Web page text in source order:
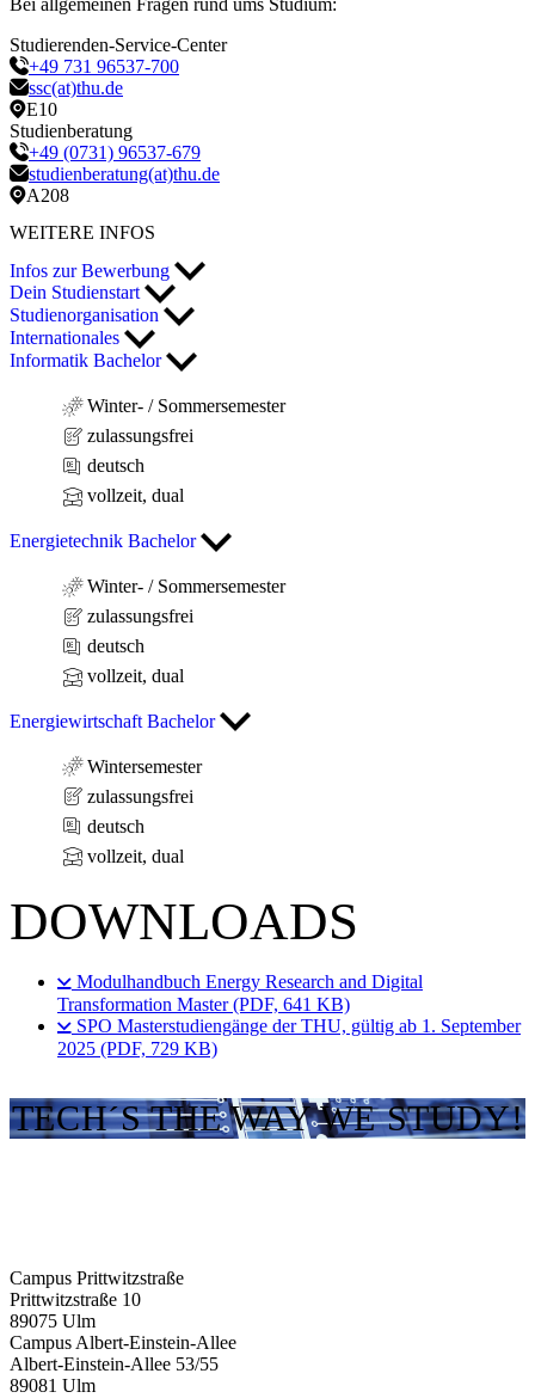
Bei allgemeinen Fragen rund ums Studium:
Studierenden-Service-Center
+49 731 96537-700
ssc(at)thu.de
E10
Studienberatung
+49 (0731) 96537-679
studienberatung(at)thu.de
A208
WEITERE INFOS
Infos zur Bewerbung
Dein Studienstart
Studienorganisation
Internationales
Informatik Bachelor
Winter- / Sommersemester
zulassungsfrei
deutsch
vollzeit, dual
Energietechnik Bachelor
Winter- / Sommersemester
zulassungsfrei
deutsch
vollzeit, dual
Energiewirtschaft Bachelor
Wintersemester
zulassungsfrei
deutsch
vollzeit, dual
DOWNLOADS
Modulhandbuch Energy Research and Digital
Transformation Master (PDF, 641 KB)
SPO Masterstudiengänge der THU, gültig ab 1. September
2025 (PDF, 729 KB)
TECH´S THE WAY WE STUDY!
Campus Prittwitzstraße
Prittwitzstraße 10
89075 Ulm
Campus Albert-Einstein-Allee
Albert-Einstein-Allee 53/​55
89081 Ulm